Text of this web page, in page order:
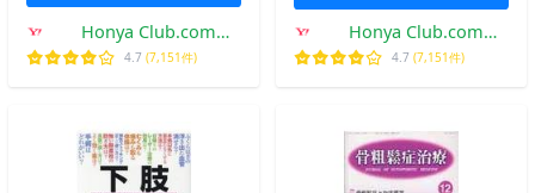
Honya Club.com
Yahoo!店
4.7 (7,151件)
Honya Club.com
Yahoo!店
4.7 (7,151件)